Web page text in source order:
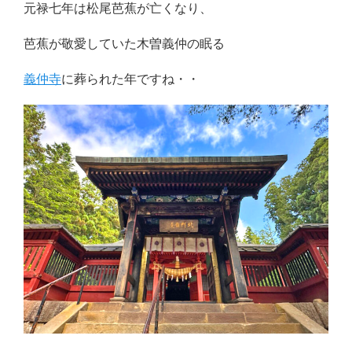
元禄七年は松尾芭蕉が亡くなり、
芭蕉が敬愛していた木曽義仲の眠る
義仲寺に葬られた年ですね・・